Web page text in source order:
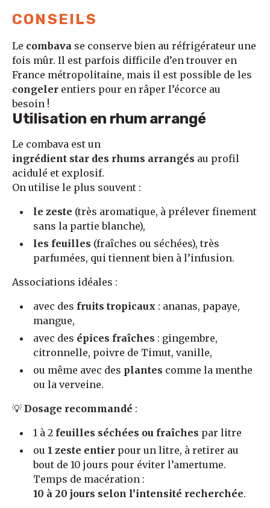
CONSEILS
Le combava se conserve bien au réfrigérateur une
fois mûr. Il est parfois difficile d’en trouver en
France métropolitaine, mais il est possible de les
congeler entiers pour en râper l’écorce au
besoin !
Utilisation en rhum arrangé
Le combava est un
ingrédient star des rhums arrangés au profil
acidulé et explosif.
On utilise le plus souvent :
le zeste (très aromatique, à prélever finement
sans la partie blanche),
les feuilles (fraîches ou séchées), très
parfumées, qui tiennent bien à l’infusion.
Associations idéales :
avec des fruits tropicaux : ananas, papaye,
mangue,
avec des épices fraîches : gingembre,
citronnelle, poivre de Timut, vanille,
ou même avec des plantes comme la menthe
ou la verveine.
💡 Dosage recommandé :
1 à 2 feuilles séchées ou fraîches par litre
ou 1 zeste entier pour un litre, à retirer au
bout de 10 jours pour éviter l’amertume.
Temps de macération :
10 à 20 jours selon l’intensité recherchée.